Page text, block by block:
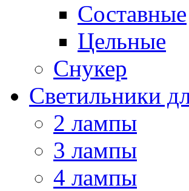
Составные
Цельные
Снукер
Светильники
2 лампы
3 лампы
4 лампы